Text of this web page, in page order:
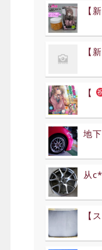
【
【
【
地
从
【